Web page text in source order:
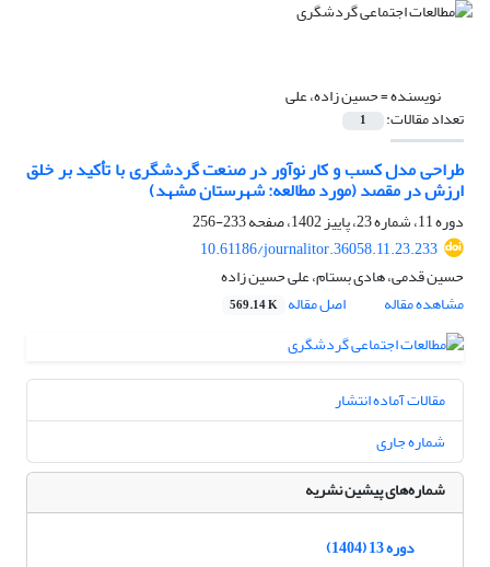
نویسنده =حسین زاده، علی
تعداد مقالات: 1
طراحی مدل کسب و کار نوآور در صنعت گردشگری با تأکید بر خلق
ارزش در مقصد (مورد مطالعه: شهرستان مشهد)
دوره 11، شماره 23، پاییز 1402، صفحه
233-256
10.61186/journalitor.36058.11.23.233
حسین قدمی، هادی بستام، علی حسین زاده
مشاهده مقاله
اصل مقاله 569.14 K
مقالات آماده انتشار
شماره جاری
شماره‌های پیشین نشریه
دوره 13 (1404)